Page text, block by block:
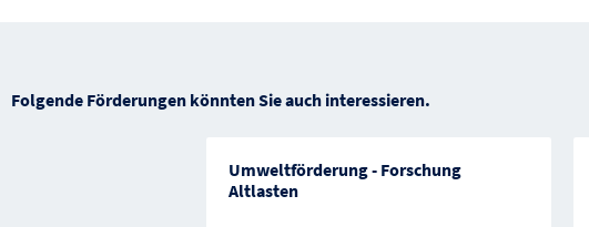
Folgende Förderungen könnten Sie auch interessieren.
Umweltförderung - Forschung
Altlasten